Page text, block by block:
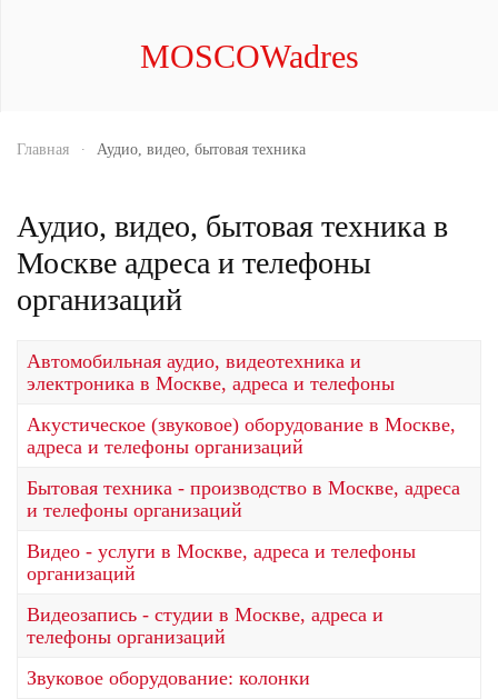
MOSCOWadres
Главная Аудио, видео, бытовая техника
Аудио, видео, бытовая техника в
Москве адреса и телефоны
организаций
Автомобильная аудио, видеотехника и
электроника в Москве, адреса и телефоны
Акустическое (звуковое) оборудование в Москве,
адреса и телефоны организаций
Бытовая техника - производство в Москве, адреса
и телефоны организаций
Видео - услуги в Москве, адреса и телефоны
организаций
Видеозапись - студии в Москве, адреса и
телефоны организаций
Звуковое оборудование: колонки